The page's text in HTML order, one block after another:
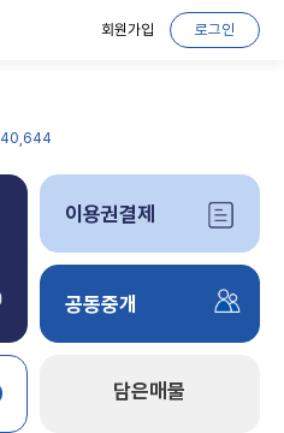
회원가입 로그인
40,644
이용권결제
공동중개
담은매물